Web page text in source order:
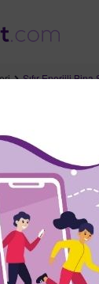
Sıfır Enerjili
2021 Emlak